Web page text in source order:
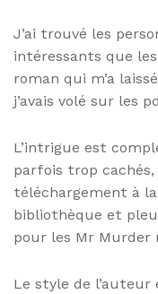
J’ai trouvé les
intéressants que
roman qui m’a
j’avais volé sur les
L’intrigue est
parfois trop
téléchargement à
bibliothèque et
pour les Mr Murder
Le style de